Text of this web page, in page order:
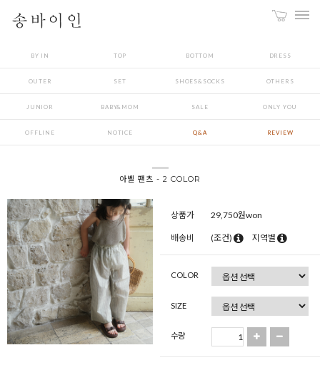
BY IN TOP BOTTOM DRESS
OUTER SET SHOES&SOCKS OTHERS
JUNIOR BABY&MOM SALE ONLY YOU
OFFLINE NOTICE Q&A REVIEW
아벨 팬츠 - 2 COLOR
상품가 29,750원won
배송비 (조건) 지역별
COLOR
SIZE
수량